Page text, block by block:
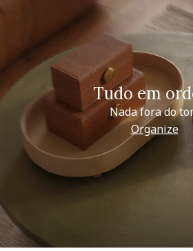
Tudo em
Nada fora do
Organize